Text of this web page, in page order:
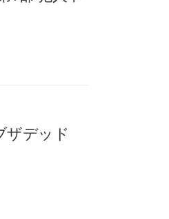
ザデッド